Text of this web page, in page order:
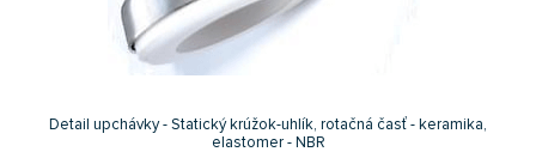
Detail upchávky - Statický krúžok-uhlík, rotačná časť - keramika,
elastomer - NBR